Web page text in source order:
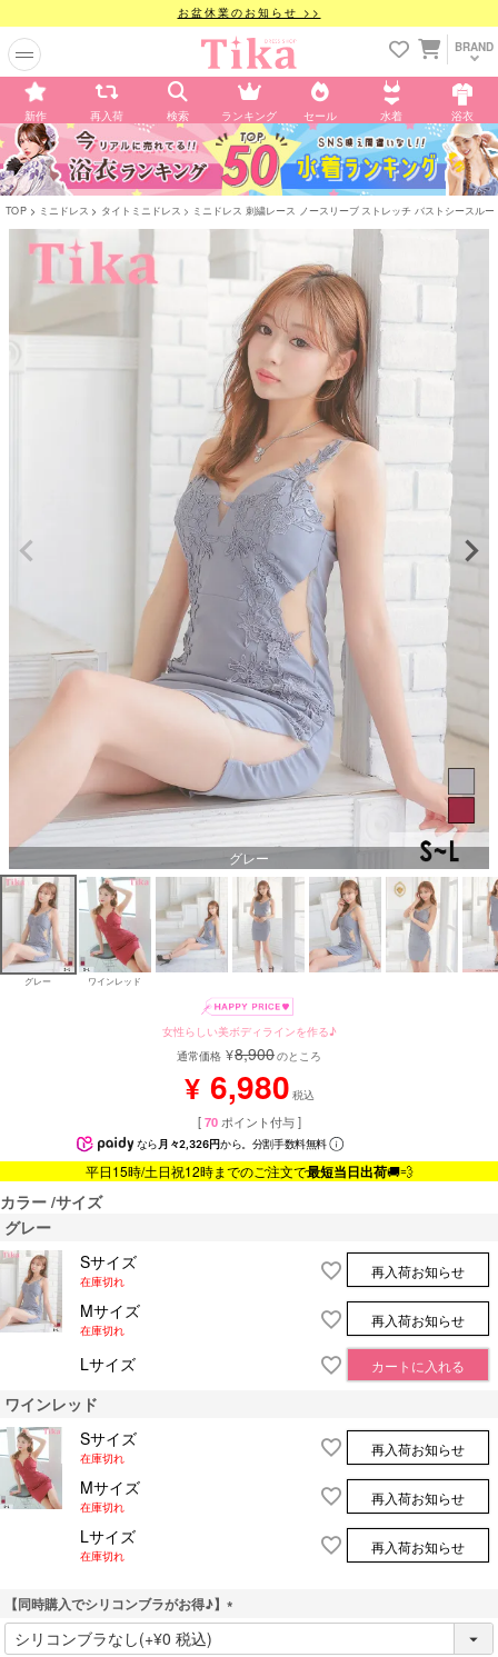
お盆休業のお知らせ >>
BRAND
新作 再入荷 検索 ランキング セール 水着 浴衣
TOP ミニドレス タイトミニドレス ミニドレス 刺繍レース ノースリーブ ストレッチ バストシースル
グレー
グレー ワインレッド
女性らしい美ボディラインを作る♪
通常価格 ¥8,900のところ
¥ 6,980 税込
[ 70 ポイント付与 ]
なら月々2,326円から。分割手数料無料
平日15時/土日祝12時までのご注文で最短当日出荷🚚💨
カラー サイズ
グレー
Sサイズ
在庫切れ
再入荷お知らせ
Mサイズ
在庫切れ
再入荷お知らせ
Lサイズ カートに入れる
ワインレッド
Sサイズ
在庫切れ
再入荷お知らせ
Mサイズ
在庫切れ
再入荷お知らせ
Lサイズ
在庫切れ
再入荷お知らせ
【同時購入でシリコンブラがお得♪】
(
必